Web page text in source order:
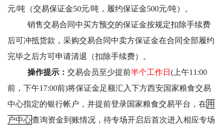
元/吨（交易保证金50元/吨，履约保证金500元/吨）。
销售交易合同中买方预交的保证金按规定扣除手续费
后可冲抵货款，采购交易合同中卖方保证金在合同全部履约
完毕之后方可申请清退（扣除手续费）。
操作提示： 交易会员至少提前半个工作日 (上午11:00
前，下午17:00前)将保证金足额汇入下方西安国家粮食交易
中心指定的银行帐户，并提前登录国家粮食交易平台，在 用
户中心查询资金到账情况， 待专场开启后首次进入相应专场